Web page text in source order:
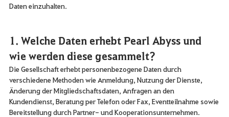
Daten einzuhalten.
1. Welche Daten erhebt Pearl Abyss und
wie werden diese gesammelt?
Die Gesellschaft erhebt personenbezogene Daten durch
verschiedene Methoden wie Anmeldung, Nutzung der Dienste,
Änderung der Mitgliedschaftsdaten, Anfragen an den
Kundendienst, Beratung per Telefon oder Fax, Eventteilnahme sowie
Bereitstellung durch Partner- und Kooperationsunternehmen.